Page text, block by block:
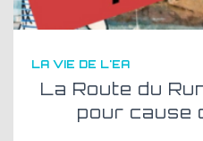
LA VIE DE L'EA
La Route du
pour cause